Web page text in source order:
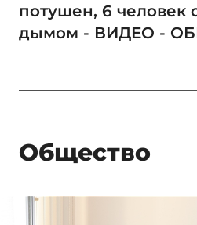
потушен, 6 человек
дымом - ВИДЕО -
Общество